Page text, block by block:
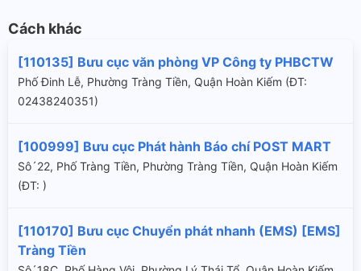
Cách khác
[110135] Bưu cục văn phòng VP Công ty PHBCTW
Phố Đinh Lễ, Phường Tràng Tiền, Quận Hoàn Kiếm (ÐT:
02438240351)
[100999] Bưu cục Phát hành Báo chí POST MART
Sô´22, Phố Tràng Tiền, Phường Tràng Tiền, Quận Hoàn Kiếm
(ÐT: )
[110170] Bưu cục Chuyển phát nhanh (EMS) [EMS]
Tràng Tiền